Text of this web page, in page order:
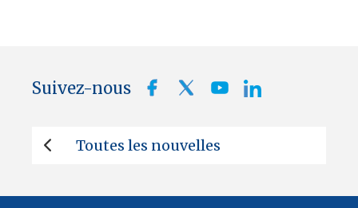
Suivez-nous
Toutes les nouvelles